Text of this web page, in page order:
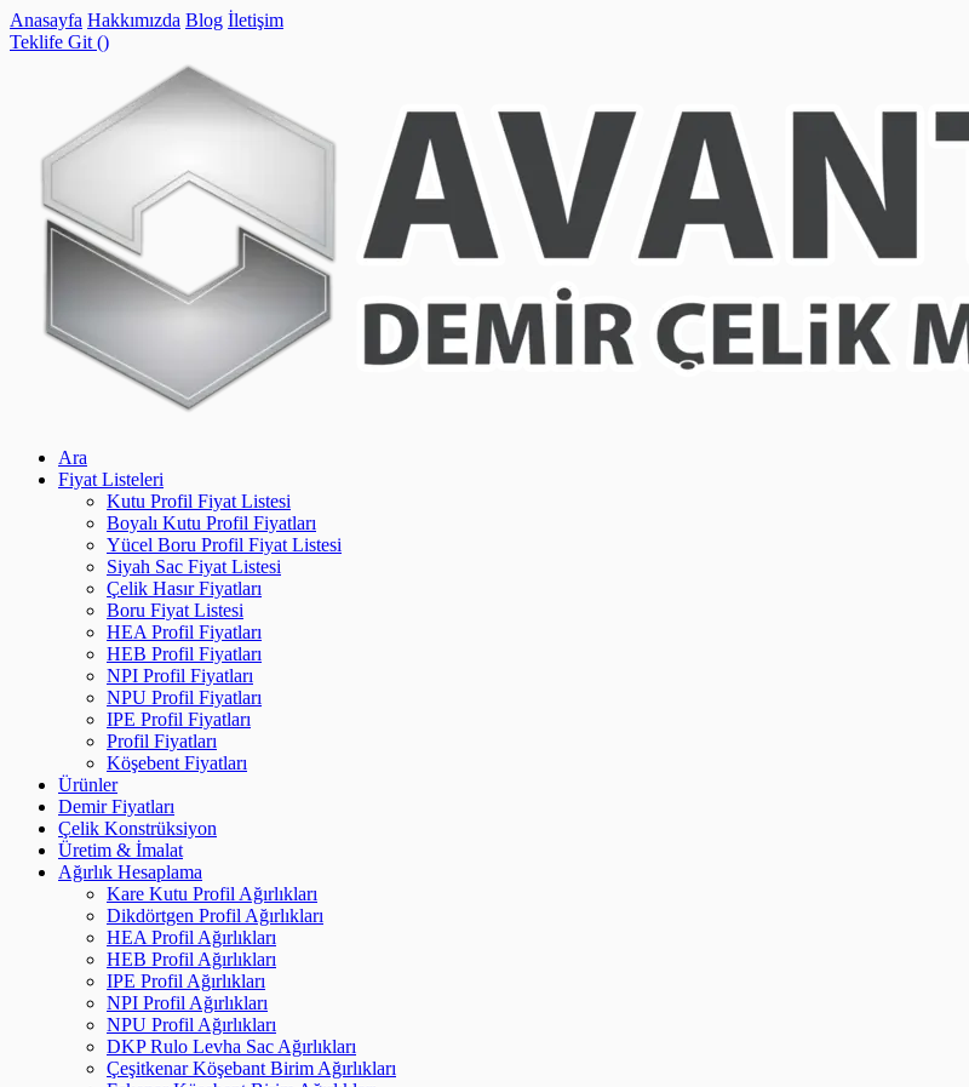
Anasayfa Hakkımızda Blog İletişim
Teklife Git ()
Ara
Fiyat Listeleri
Kutu Profil Fiyat Listesi
Boyalı Kutu Profil Fiyatları
Yücel Boru Profil Fiyat Listesi
Siyah Sac Fiyat Listesi
Çelik Hasır Fiyatları
Boru Fiyat Listesi
HEA Profil Fiyatları
HEB Profil Fiyatları
NPI Profil Fiyatları
NPU Profil Fiyatları
IPE Profil Fiyatları
Profil Fiyatları
Köşebent Fiyatları
Ürünler
Demir Fiyatları
Çelik Konstrüksiyon
Üretim & İmalat
Ağırlık Hesaplama
Kare Kutu Profil Ağırlıkları
Dikdörtgen Profil Ağırlıkları
HEA Profil Ağırlıkları
HEB Profil Ağırlıkları
IPE Profil Ağırlıkları
NPI Profil Ağırlıkları
NPU Profil Ağırlıkları
DKP Rulo Levha Sac Ağırlıkları
Çeşitkenar Köşebant Birim Ağırlıkları